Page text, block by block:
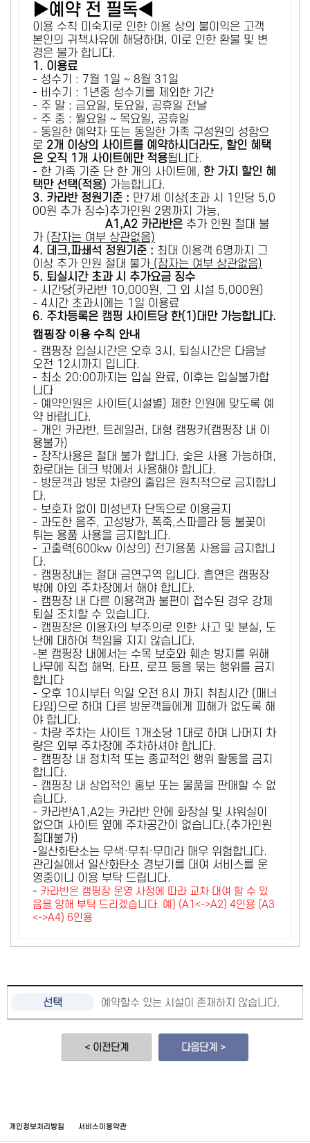
▶예약 전 필독◀
이용 수칙 미숙지로 인한 이용 상의 불이익은 고객
본인의 귀책사유에 해당하며, 이로 인한 환불 및 변
경은 불가 합니다.
1. 이용료
- 성수기 : 7월 1일 ~ 8월 31일
- 비수기 : 1년중 성수기를 제외한 기간
- 주 말 : 금요일, 토요일, 공휴일 전날
- 주 중 : 월요일 ~ 목요일, 공휴일
- 동일한 예약자 또는 동일한 가족 구성원의 성함으
로 2개 이상의 사이트를 예약하시더라도, 할인 혜택
은 오직 1개 사이트에만 적용됩니다.
- 한 가족 기준 단 한 개의 사이트에, 한 가지 할인 혜
택만 선택(적용) 가능합니다.
3. 카라반 정원기준 : 만7세 이상(초과 시 1인당 5,0
00원 추가 징수)추가인원 2명까지 가능,
A1,A2 카라반은 추가 인원 절대 불
가 (잠자는 여부 상관없음)
4. 데크,파쇄석 정원기준 : ​최대 이용객 6명까지 그
이상 추가 인원 절대 불가 (잠자는 여부 상관없음)
5. 퇴실시간 초과 시 추가요금 징수
- 시간당(카라반 10,000원, 그 외 시설 5,000원)
- 4시간 초과시에는 1일 이용료
6. 주차등록은 캠핑 사이트당 한(1)대만 가능합니다.
캠핑장 이용 수칙 안내
- 캠핑장 입실시간은 오후 3시, 퇴실시간은 다음날
오전 12시까지 입니다.
- 최소 20:00까지는 입실 완료, 이후는 입실불가합
니다
- 예약인원은 사이트(시설별) 제한 인원에 맞도록 예
약 바랍니다.
- 개인 카라반, 트레일러, 대형 캠핑카(캠핑장 내 이
용불가)
- 장작사용은 절대 불가 합니다. 숯은 사용 가능하며,
화로대는 데크 밖에서 사용해야 합니다.
- 방문객과 방문 차량의 출입은 원칙적으로 금지합니
다.
- 보호자 없이 미성년자 단독으로 이용금지
- 과도한 음주, 고성방가, 폭죽,스파클라 등 불꽃이
튀는 용품 사용을 금지합니다.
- 고출력(600kw 이상의) 전기용품 사용을 금지합니
다.
- 캠핑장내는 절대 금연구역 입니다. 흡연은 캠핑장
밖에 야외 주차장에서 해야 합니다.
- 캠핑장 내 다른 이용객과 불편이 접수된 경우 강제
퇴실 조치할 수 있습니다.
- 캠핑장은 이용자의 부주의로 인한 사고 및 분실, 도
난에 대하여 책임을 지지 않습니다.
-본 캠핑장 내에서는 수목 보호와 훼손 방지를 위해
나무에 직접 해먹, 타프, 로프 등을 묶는 행위를 금지
합니다
- 오후 10시부터 익일 오전 8시 까지 취침시간 (매너
타임)으로 하며 다른 방문객들에게 피해가 없도록 해
야 합니다.
- 차량 주차는 사이트 1개소당 1대로 하며 나머지 차
량은 외부 주차장에 주차하셔야 합니다.
- 캠핑장 내 정치적 또는 종교적인 행위 활동을 금지
합니다.
- 캠핑장 내 상업적인 홍보 또는 물품을 판매할 수 없
습니다.
- 카라반A1,A2는 카라반 안에 화장실 및 샤워실이
없으며 사이트 옆에 주차공간이 없습니다.(추가인원
절대불가)
-일산화탄소는 무색·무취·무미라 매우 위험합니다.
관리실에서 일산화탄소 경보기를 대여 서비스를 운
영중이니 이용 부탁 드립니다.
- 카라반은 캠핑장 운영 사정에 따라 교차 대여 할 수 있
음을 양해 부탁 드리겠습니다. 예) (A1<->A2) 4인용 (A3
<->A4) 6인용
예약할수 있는 시설이 존재하지 않습니다.
< 이전단계 다음단계 >
개인정보처리방침 서비스이용약관